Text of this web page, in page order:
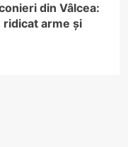
din Vâlcea:
arme și